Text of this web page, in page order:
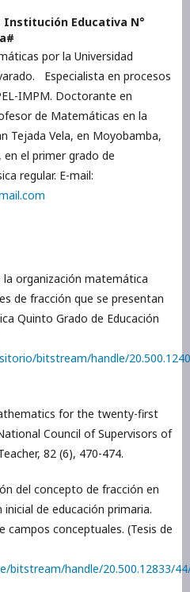
Institución Educativa N°
por la Universidad
Especialista en procesos
IMPM. Doctorante en
de Matemáticas en la
Tejada Vela, en Moyobamba,
el primer grado de
regular. E-mail:
la organización matemática
de fracción que se presentan
Quinto Grado de Educación
bitstream/handle/
for the twenty-first
Council of Supervisors of
82 (6), 470-474.
del concepto de fracción en
de educación primaria.
campos conceptuales. (Tesis de
handle/20.500.12833/